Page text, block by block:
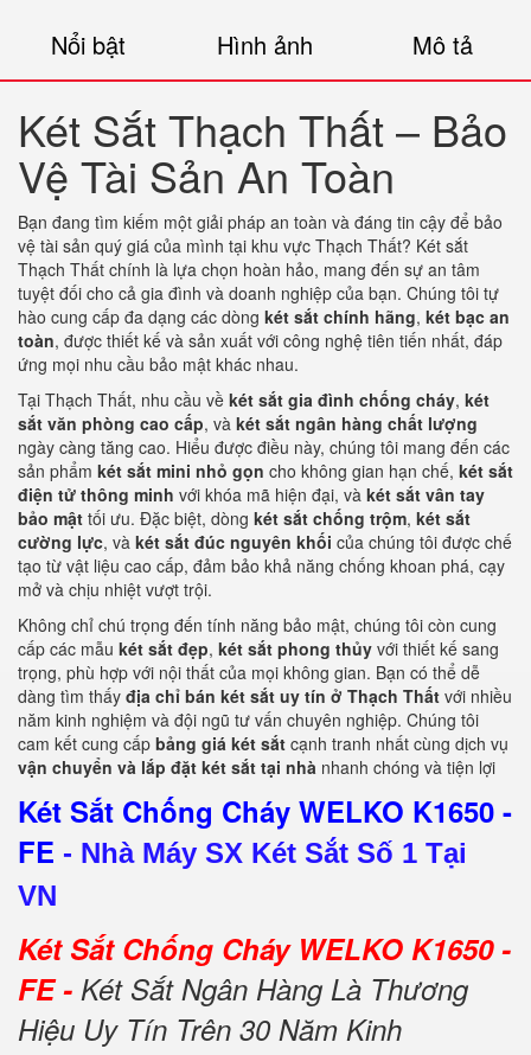
Nổi bật Hình ảnh Mô tả
Két Sắt Thạch Thất – Bảo
Vệ Tài Sản An Toàn
Bạn đang tìm kiếm một giải pháp an toàn và đáng tin cậy để bảo
vệ tài sản quý giá của mình tại khu vực Thạch Thất? Két sắt
Thạch Thất chính là lựa chọn hoàn hảo, mang đến sự an tâm
tuyệt đối cho cả gia đình và doanh nghiệp của bạn. Chúng tôi tự
hào cung cấp đa dạng các dòng két sắt chính hãng, két bạc an
toàn, được thiết kế và sản xuất với công nghệ tiên tiến nhất, đáp
ứng mọi nhu cầu bảo mật khác nhau.
Tại Thạch Thất, nhu cầu về két sắt gia đình chống cháy, két
sắt văn phòng cao cấp, và két sắt ngân hàng chất lượng
ngày càng tăng cao. Hiểu được điều này, chúng tôi mang đến các
sản phẩm két sắt mini nhỏ gọn cho không gian hạn chế, két sắt
điện tử thông minh với khóa mã hiện đại, và két sắt vân tay
bảo mật tối ưu. Đặc biệt, dòng két sắt chống trộm, két sắt
cường lực, và két sắt đúc nguyên khối của chúng tôi được chế
tạo từ vật liệu cao cấp, đảm bảo khả năng chống khoan phá, cạy
mở và chịu nhiệt vượt trội.
Không chỉ chú trọng đến tính năng bảo mật, chúng tôi còn cung
cấp các mẫu két sắt đẹp, két sắt phong thủy với thiết kế sang
trọng, phù hợp với nội thất của mọi không gian. Bạn có thể dễ
dàng tìm thấy địa chỉ bán két sắt uy tín ở Thạch Thất với nhiều
năm kinh nghiệm và đội ngũ tư vấn chuyên nghiệp. Chúng tôi
cam kết cung cấp bảng giá két sắt cạnh tranh nhất cùng dịch vụ
vận chuyển và lắp đặt két sắt tại nhà nhanh chóng và tiện lợi
Két Sắt Chống Cháy WELKO K1650 -
FE - Nhà Máy SX Két Sắt Số 1 Tại
VN
Két Sắt Chống Cháy WELKO K1650 -
FE - Két Sắt Ngân Hàng Là Thương
Hiệu Uy Tín Trên 30 Năm Kinh